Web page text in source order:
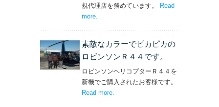
規代理店を務めています。 Read
more
素敵なカラーでピカピカの
ロビンソンＲ４４です。
ロビンソンヘリコプターＲ４４を
新機でご購入されたお客様です。
Read more– ‘素敵なカラーでピカピカのロビン
.